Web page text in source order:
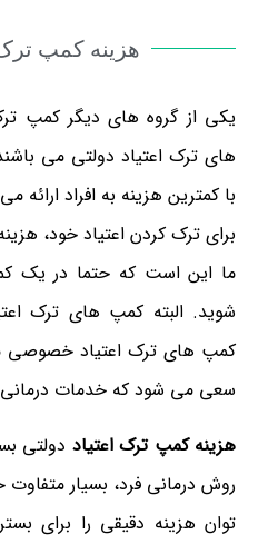
هزینه کمپ ترک
یکی از گروه های دیگر کمپ
های ترک اعتیاد دولتی می
با کمترین هزینه به افراد
برای ترک کردن اعتیاد خود،
ما این است که حتما در یک
شوید. البته کمپ های ترک
کمپ های ترک اعتیاد خصوصی
سعی می شود که خدمات درمانی
هزینه کمپ ترک اعتیاد دولتی
روش درمانی فرد، بسیار
توان هزینه دقیقی را برای